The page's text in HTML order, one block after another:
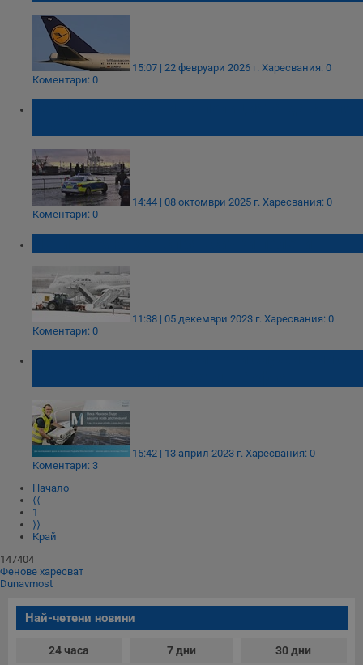
15:07 | 22 февруари 2026 г. Харесвания: 0
Коментари: 0
14:44 | 08 октомври 2025 г. Харесвания: 0
Коментари: 0
11:38 | 05 декември 2023 г. Харесвания: 0
Коментари: 0
15:42 | 13 април 2023 г. Харесвания: 0
Коментари: 3
Начало
⟨⟨
1
⟩⟩
Край
147404
Фенове харесват
Dunavmost
Най-четени новини
24 часа 7 дни 30 дни